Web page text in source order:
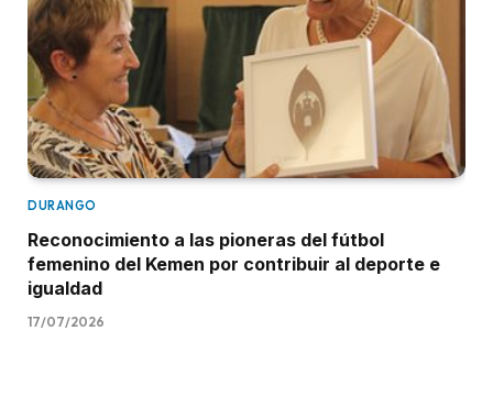
DURANGO
Reconocimiento a las pioneras del fútbol
femenino del Kemen por contribuir al deporte e
igualdad
17/07/2026